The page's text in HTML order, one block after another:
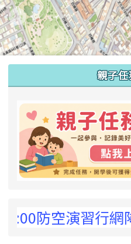
親子
演習行網降速演